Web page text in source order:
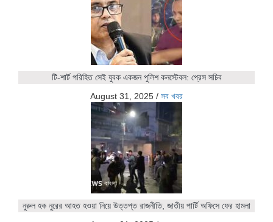
টি-শার্ট পরিহিত সেই যুবক একজন পুলিশ কনস্টেবল: প্রেস সচিব
August 31, 2025 / সব খবর
নুরুল হক নুরের আহত হওয়া নিয়ে উত্তপ্ত রাজনীতি, জাতীয় পার্টি অফিসে ফের হামলা